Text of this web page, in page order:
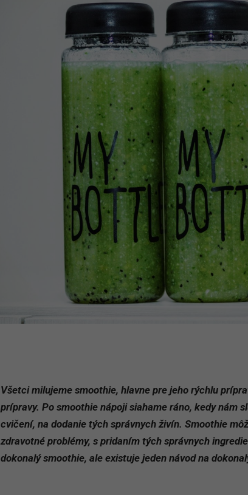
Všetci milujeme smoothie, hlavne pre jeho rýchlu
prípravy. Po smoothie nápoji siahame ráno, kedy nám
cvičení, na dodanie tých správnych živín. Smoothie
zdravotné problémy, s pridaním tých správnych
dokonalý smoothie, ale existuje jeden návod na